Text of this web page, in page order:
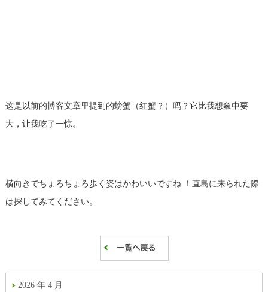
这是以前的博客文章里提到的螃蟹（红蟹？）吗？它比我想象中要
大，让我吃了一惊。
横向きでちょろちょろ歩く姿はかわいいですね ！直島に来られた際
は探してみてください。
2026 年 4 月